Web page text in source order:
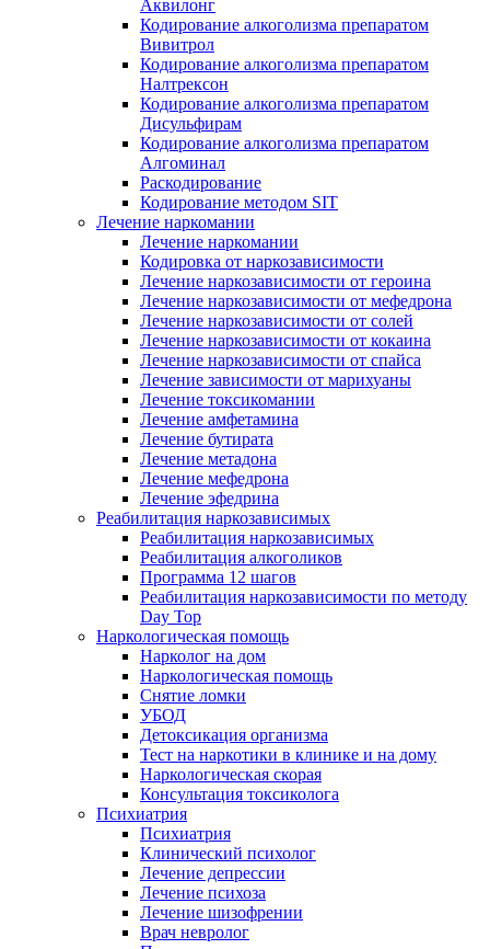
Аквилонг
Кодирование алкоголизма препаратом
Вивитрол
Кодирование алкоголизма препаратом
Налтрексон
Кодирование алкоголизма препаратом
Дисульфирам
Кодирование алкоголизма препаратом
Алгоминал
Раскодирование
Кодирование методом SIT
Лечение наркомании
Лечение наркомании
Кодировка от наркозависимости
Лечение наркозависимости от героина
Лечение наркозависимости от мефедрона
Лечение наркозависимости от солей
Лечение наркозависимости от кокаина
Лечение наркозависимости от спайса
Лечение зависимости от марихуаны
Лечение токсикомании
Лечение амфетамина
Лечение бутирата
Лечение метадона
Лечение мефедрона
Лечение эфедрина
Реабилитация наркозависимых
Реабилитация наркозависимых
Реабилитация алкоголиков
Программа 12 шагов
Реабилитация наркозависимости по методу
Day Top
Наркологическая помощь
Нарколог на дом
Наркологическая помощь
Снятие ломки
УБОД
Детоксикация организма
Тест на наркотики в клинике и на дому
Наркологическая скорая
Консультация токсиколога
Психиатрия
Психиатрия
Клинический психолог
Лечение депрессии
Лечение психоза
Лечение шизофрении
Врач невролог